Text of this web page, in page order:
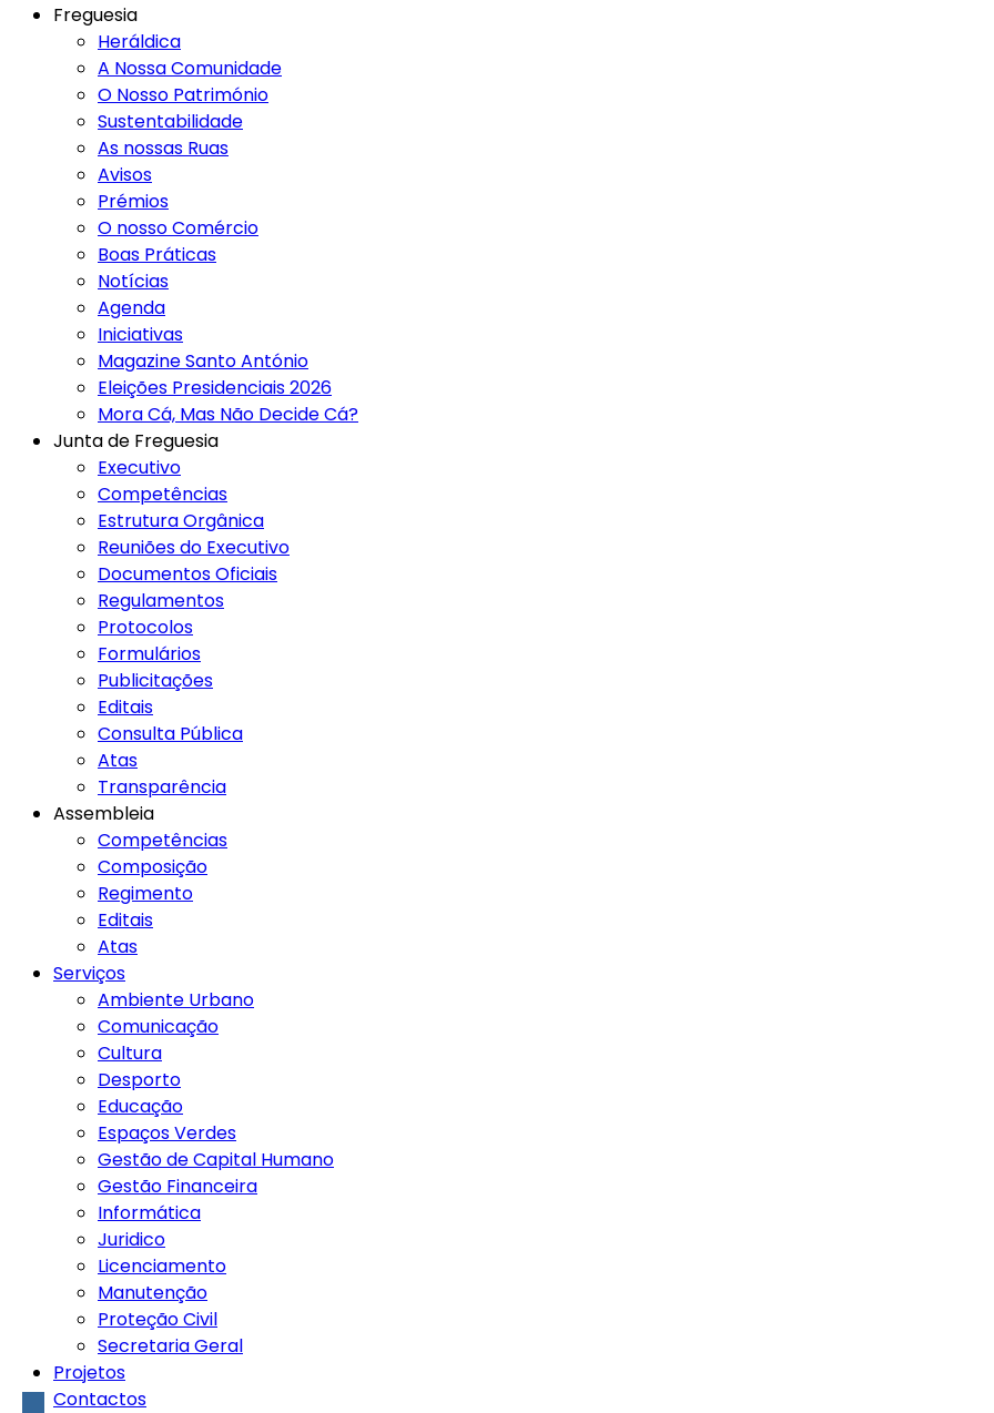
Freguesia
Heráldica
A Nossa Comunidade
O Nosso Património
Sustentabilidade
As nossas Ruas
Avisos
Prémios
O nosso Comércio
Boas Práticas
Notícias
Agenda
Iniciativas
Magazine Santo António
Eleições Presidenciais 2026
Mora Cá, Mas Não Decide Cá?
Junta de Freguesia
Executivo
Competências
Estrutura Orgânica
Reuniões do Executivo
Documentos Oficiais
Regulamentos
Protocolos
Formulários
Publicitações
Editais
Consulta Pública
Atas
Transparência
Assembleia
Competências
Composição
Regimento
Editais
Atas
Serviços
Ambiente Urbano
Comunicação
Cultura
Desporto
Educação
Espaços Verdes
Gestão de Capital Humano
Gestão Financeira
Informática
Juridico
Licenciamento
Manutenção
Proteção Civil
Secretaria Geral
Projetos
Contactos